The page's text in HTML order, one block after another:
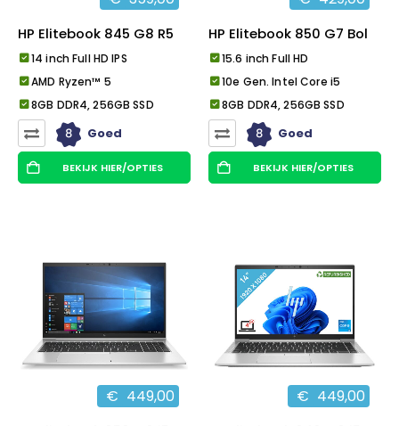
HP Elitebook 845 G8 R5
14 inch Full HD IPS
AMD Ryzen™ 5
8GB DDR4, 256GB SSD
8 Goed
BEKIJK HIER/OPTIES
HP Elitebook 850 G7 Bol
15.6 inch Full HD
10e Gen. Intel Core i5
8GB DDR4, 256GB SSD
8 Goed
BEKIJK HIER/OPTIES
€ 449,00 € 449,00